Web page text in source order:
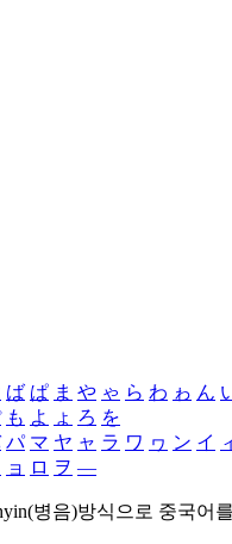
ば ぱ ま や ゃ ら わ ゎ ん
も よ ょ ろ を
パ マ ヤ ャ ラ ワ ヮ ン イ
ョ ロ ヲ ―
병음)방식으로 중국어